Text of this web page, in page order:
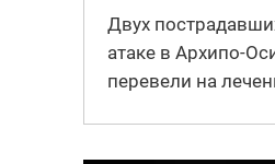
Двух
атаке в Архипо-
перевели на